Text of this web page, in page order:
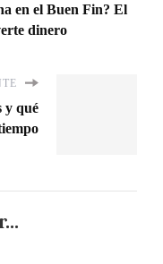
en el Buen Fin? El
dinero
y qué